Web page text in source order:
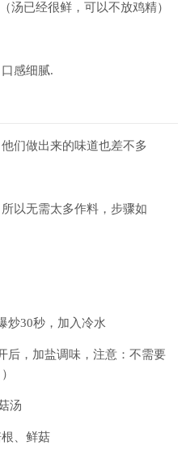
汤已经很鲜，可以不放鸡精）
感细腻.
们做出来的味道也差不多
以无需太多作料，步骤如
炒30秒，加入冷水
后，加盐调味，注意：不需要
汤
、鲜菇